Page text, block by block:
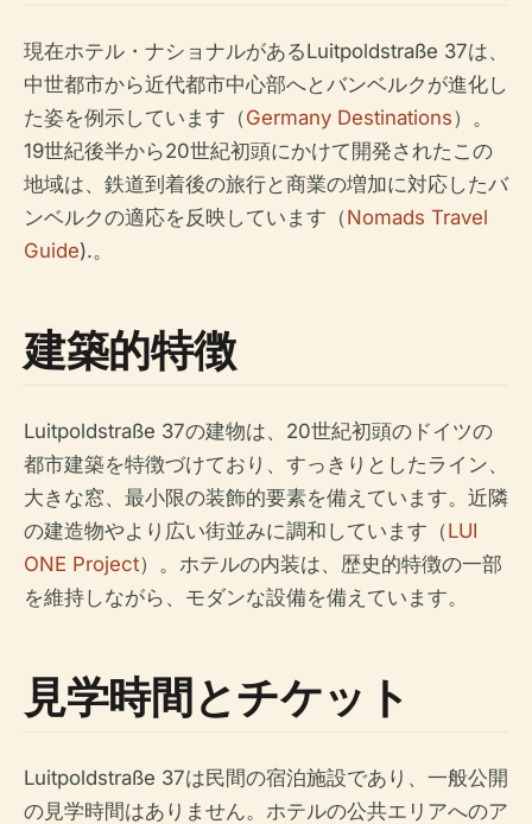
現在ホテル・ナショナルがあるLuitpoldstraße 37は、
中世都市から近代都市中心部へとバンベルクが進化し
た姿を例示しています（Germany Destinations）。
19世紀後半から20世紀初頭にかけて開発されたこの
地域は、鉄道到着後の旅行と商業の増加に対応したバ
ンベルクの適応を反映しています（Nomads Travel
Guide).。
建築的特徴
Luitpoldstraße 37の建物は、20世紀初頭のドイツの
都市建築を特徴づけており、すっきりとしたライン、
大きな窓、最小限の装飾的要素を備えています。近隣
の建造物やより広い街並みに調和しています（LUI
ONE Project）。ホテルの内装は、歴史的特徴の一部
を維持しながら、モダンな設備を備えています。
見学時間とチケット
Luitpoldstraße 37は民間の宿泊施設であり、一般公開
の見学時間はありません。ホテルの公共エリアへのア